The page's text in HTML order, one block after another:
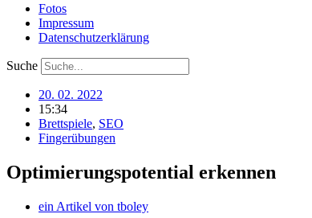
Fotos
Impressum
Datenschutzerklärung
Suche
20. 02. 2022
15:34
Brettspiele, SEO
Fingerübungen
Optimierungspotential erkennen
ein Artikel von tboley